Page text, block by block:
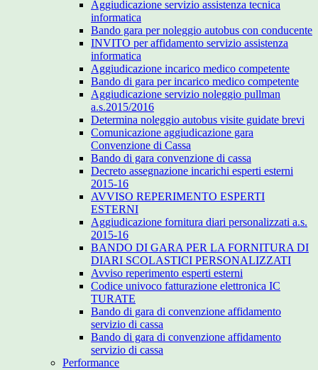
Aggiudicazione servizio assistenza tecnica
informatica
Bando gara per noleggio autobus con conducente
INVITO per affidamento servizio assistenza
informatica
Aggiudicazione incarico medico competente
Bando di gara per incarico medico competente
Aggiudicazione servizio noleggio pullman
a.s.2015/2016
Determina noleggio autobus visite guidate brevi
Comunicazione aggiudicazione gara
Convenzione di Cassa
Bando di gara convenzione di cassa
Decreto assegnazione incarichi esperti esterni
2015-16
AVVISO REPERIMENTO ESPERTI
ESTERNI
Aggiudicazione fornitura diari personalizzati a.s.
2015-16
BANDO DI GARA PER LA FORNITURA DI
DIARI SCOLASTICI PERSONALIZZATI
Avviso reperimento esperti esterni
Codice univoco fatturazione elettronica IC
TURATE
Bando di gara di convenzione affidamento
servizio di cassa
Bando di gara di convenzione affidamento
servizio di cassa
Performance